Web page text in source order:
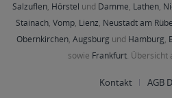
Salzuflen, Hörstel und Damme, Lathen,
Stainach, Vomp, Lienz, Neustadt am
Obernkirchen, Augsburg und Hamburg,
sowie Frankfurt. Übersicht
Kontakt AGB